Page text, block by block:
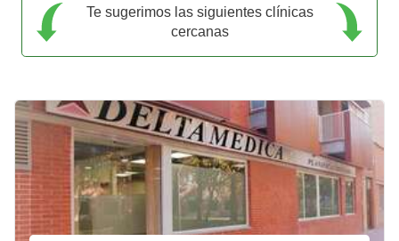
Te sugerimos las siguientes clínicas
cercanas